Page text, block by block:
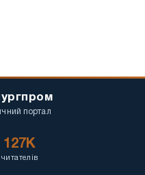
портал
127K
читателів